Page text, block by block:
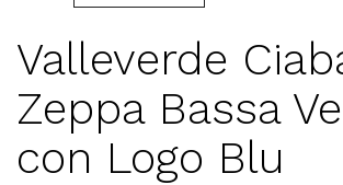
Valleverde
Zeppa Bassa
con Logo Blu